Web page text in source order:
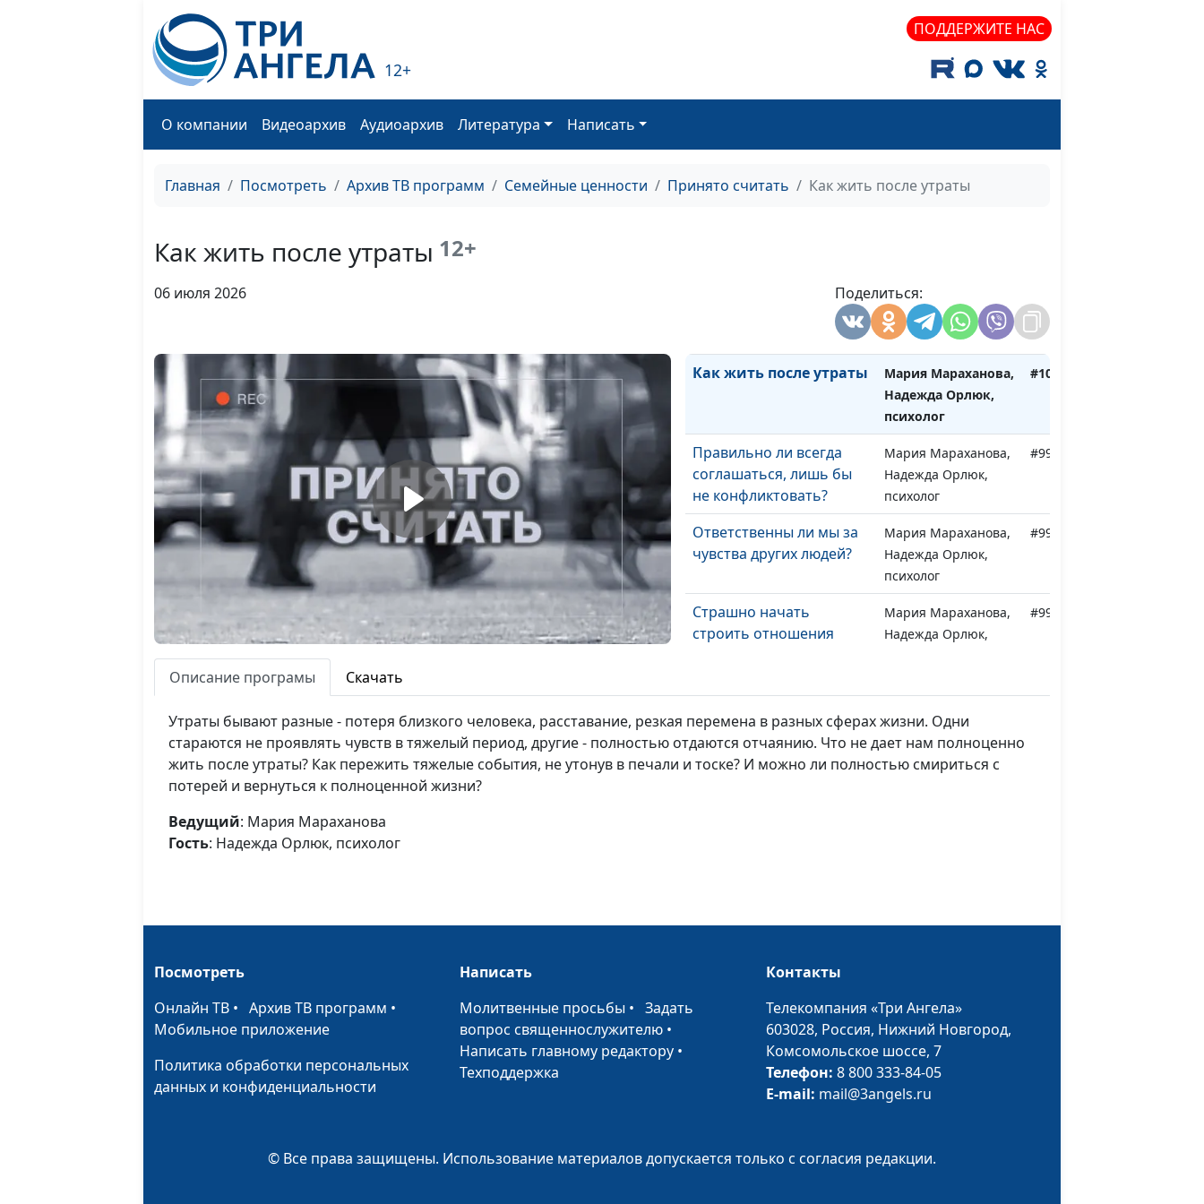
12+
ПОДДЕРЖИТЕ НАС
О компании Видеоархив Аудиоархив Литература Написать
Главная Посмотреть Архив ТВ программ Семейные ценности Принято считать Как жить после утраты
Как жить после утраты 12+
06 июля 2026 Поделиться:Мария Мараханова,
Надежда Орлюк,
психолог
Как жить после утраты
Мария Мараханова,
Надежда Орлюк,
психолог
#1000
Правильно ли всегда
соглашаться, лишь бы
не конфликтовать?
Мария Мараханова,
Надежда Орлюк,
психолог
#999
Ответственны ли мы за
чувства других людей?
Мария Мараханова,
Надежда Орлюк,
психолог
#998
Страшно начать
строить отношения
Мария Мараханова,
Надежда Орлюк,
#997
Если чувствуешь себя
Мария Мараханова,
Надежда Орлюк,
#996
Как не быть спасателем
Юлия Синицына,
Не хочу общаться с
Юлия Синицына,
#993
Как сепарироваться по-
взрослому
Юлия Синицына,
Надежда Орлюк,
психолог
Как перестать стыдиться
Юлия Синицына,
Как справиться с
Юлия Синицына,
Описание програмы Скачать
Утраты бывают разные - потеря близкого человека, расставание, резкая перемена в разных сферах жизни. Одни
стараются не проявлять чувств в тяжелый период, другие - полностью отдаются отчаянию. Что не дает нам полноценно
жить после утраты? Как пережить тяжелые события, не утонув в печали и тоске? И можно ли полностью смириться с
потерей и вернуться к полноценной жизни?
Ведущий: Мария Мараханова
Гость: Надежда Орлюк, психолог
Посмотреть
Онлайн ТВ • Архив ТВ программ •
Мобильное приложение
Политика обработки персональных
данных и конфиденциальности
Написать
Молитвенные просьбы •Задать
вопрос священнослужителю •
Написать главному редактору •
Техподдержка
Контакты
Телекомпания «Три Ангела»
603028, Россия, Нижний Новгород,
Комсомольское шоссе, 7
Телефон: 8 800 333-84-05
E-mail: mail@3angels.ru
© Все права защищены. Использование материалов допускается только с согласия редакции.